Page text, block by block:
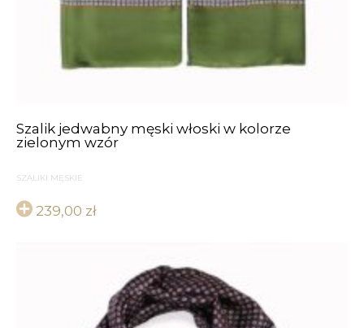
Szalik jedwabny męski włoski w kolorze
zielonym wzór
SZALIKI MĘSKIE
239,00 zł